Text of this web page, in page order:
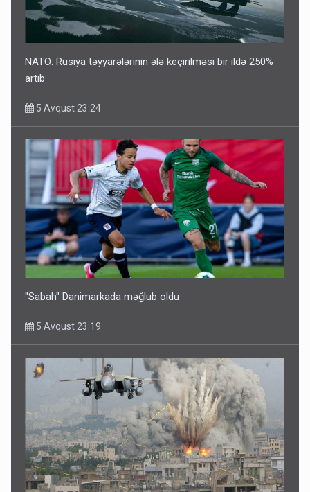
NATO: Rusiya təyyarələrinin ələ keçirilməsi bir ildə 250%
artıb
5 Avqust 23:24
"Sabah" Danimarkada məğlub oldu
5 Avqust 23:19